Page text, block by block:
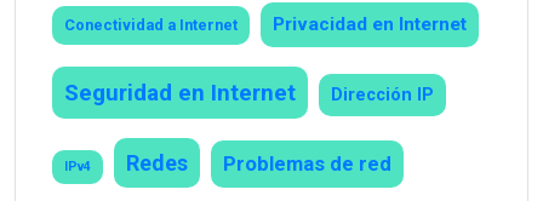
Conectividad a Internet Privacidad en Internet
Seguridad en Internet Dirección IP
IPv4 Redes Problemas de red